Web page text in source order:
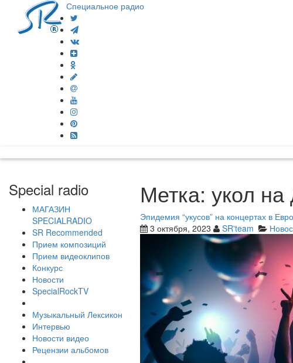
Специальное радио
Special radio
МАГАЗИН
SPECIALRADIO
SR Recommended
Прием композиций
Прием видеоклипов
Конкурс
Новости
SpecialRockTV
Музыкальный Лексикон
Интервью
Новости видео
Рецензии альбомов
Метка: укол на
Эпидемия “укусов” на концертах в
3 октября, 2023
SR'team